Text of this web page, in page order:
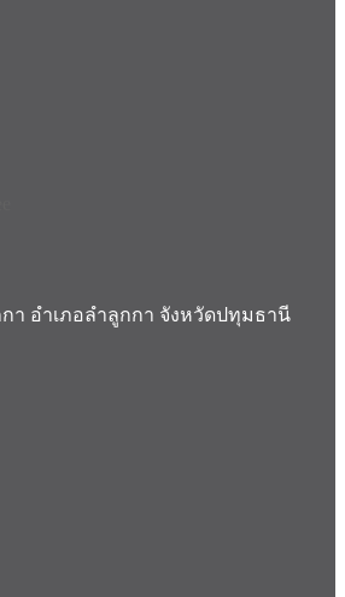
า อำเภอลำลูกกา จังหวัดปทุมธานี